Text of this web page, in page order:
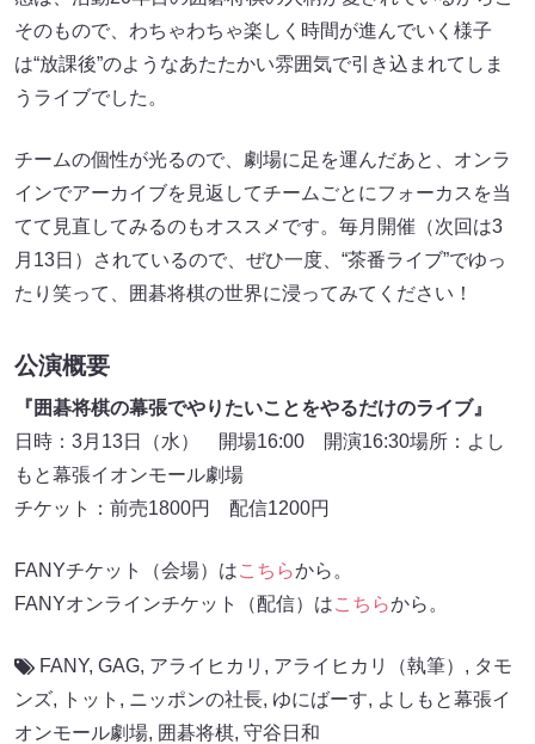
そのもので、わちゃわちゃ楽しく時間が進んでいく様子
は“放課後”のようなあたたかい雰囲気で引き込まれてしま
うライブでした。
チームの個性が光るので、劇場に足を運んだあと、オンラ
インでアーカイブを見返してチームごとにフォーカスを当
てて見直してみるのもオススメです。毎月開催（次回は3
月13日）されているので、ぜひ一度、“茶番ライブ”でゆっ
たり笑って、囲碁将棋の世界に浸ってみてください！
公演概要
『囲碁将棋の幕張でやりたいことをやるだけのライブ』
日時：3月13日（水） 開場16:00 開演16:30場所：よし
もと幕張イオンモール劇場
チケット：前売1800円 配信1200円
FANYチケット（会場）はこちらから。
FANYオンラインチケット（配信）はこちらから。
FANY, GAG, アライヒカリ , アライヒカリ（執筆） , タモ
ンズ, トット , ニッポンの社長, ゆにばーす, よしもと幕張イ
オンモール劇場, 囲碁将棋, 守谷日和